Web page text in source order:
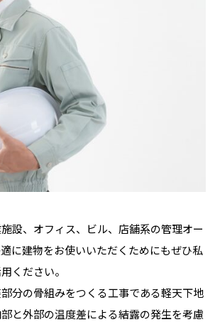
設、オフィス、ビル、店舗系の管理オー
に建物をお使いいただくためにもぜひ私
ください。
分の骨組みをつくる工事である軽天下地
と外部の温度差による結露の発生を考慮